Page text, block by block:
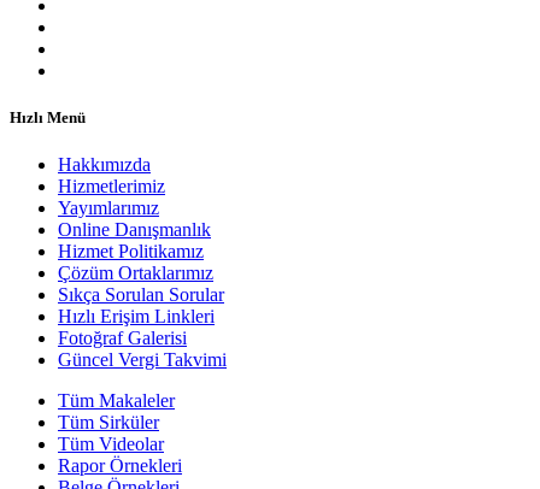
Hızlı Menü
Hakkımızda
Hizmetlerimiz
Yayımlarımız
Online Danışmanlık
Hizmet Politikamız
Çözüm Ortaklarımız
Sıkça Sorulan Sorular
Hızlı Erişim Linkleri
Fotoğraf Galerisi
Güncel Vergi Takvimi
Tüm Makaleler
Tüm Sirküler
Tüm Videolar
Rapor Örnekleri